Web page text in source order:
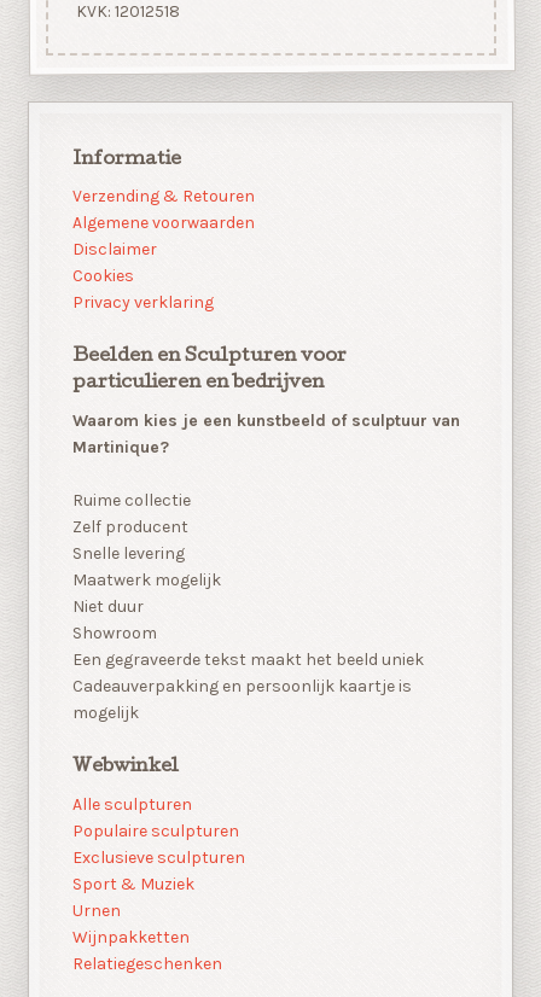
KVK: 12012518
Informatie
Verzending & Retouren
Algemene voorwaarden
Disclaimer
Cookies
Privacy verklaring
Beelden en Sculpturen voor
particulieren en bedrijven
Waarom kies je een kunstbeeld of sculptuur van
Martinique?
Ruime collectie
Zelf producent
Snelle levering
Maatwerk mogelijk
Niet duur
Showroom
Een gegraveerde tekst maakt het beeld uniek
Cadeauverpakking en persoonlijk kaartje is
mogelijk
Webwinkel
Alle sculpturen
Populaire sculpturen
Exclusieve sculpturen
Sport & Muziek
Urnen
Wijnpakketten
Relatiegeschenken